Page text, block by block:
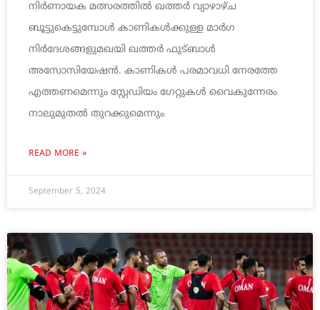
നിർണായക മത്സരത്തിൽ ഖത്തർ വ്യാഴാഴ്ച
ബൂട്ടുകെട്ടുമ്പോൾ കാണികൾക്കുള്ള മാർഗ
നിർദേശങ്ങളുമഖയി ഖത്തർ ഫുട്ബാൾ
അസോസിയേഷൻ. കാണികൾ പരമാവധി നേരത്തേ
എത്തണമെന്നും സ്റ്റേഡിയം ഗേറ്റുകൾ വൈകുന്നേരം
നാലുമുതൽ തുറക്കുമെന്നും
READ MORE »
September 5, 2024